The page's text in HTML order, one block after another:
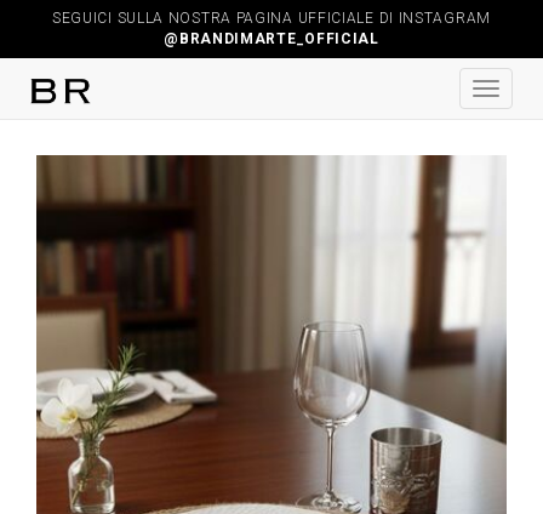
SEGUICI SULLA NOSTRA PAGINA UFFICIALE DI INSTAGRAM
@BRANDIMARTE_OFFICIAL